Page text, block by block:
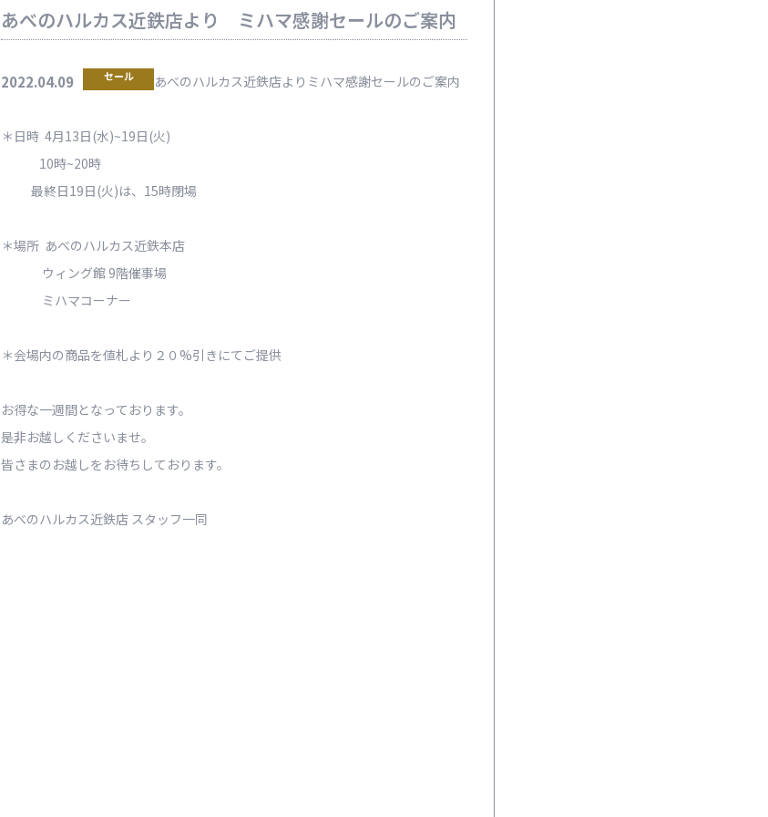
あべのハルカス近鉄店より ミハマ感謝セールのご案内
2022.04.09 セール あべのハルカス近鉄店よりミハマ感謝セールのご案内
＊日時 4月13日(水)~19日(火)
10時~20時
最終日19日(火)は、15時閉場
＊場所 あべのハルカス近鉄本店
ウィング館 9階催事場
ミハマコーナー
＊会場内の商品を値札より２０%引きにてご提供
お得な一週間となっております。
是非お越しくださいませ。
皆さまのお越しをお待ちしております。
あべのハルカス近鉄店 スタッフ一同